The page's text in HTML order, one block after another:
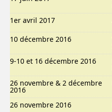
1er avril 2017
10 décembre 2016
9-10 et 16 décembre 2016
26 novembre & 2 décembre
2016
26 novembre 2016